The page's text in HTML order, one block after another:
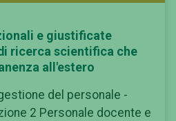
e giustificate
ricerca scientifica che
all'estero
del personale -
2 Personale docente e